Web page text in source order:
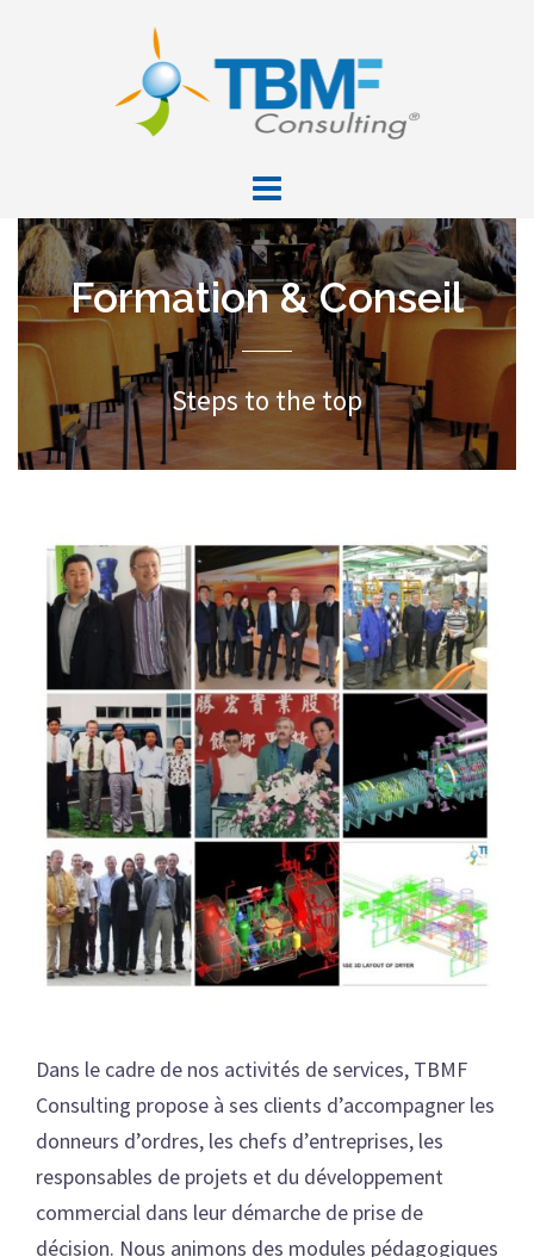
Formation & Conseil
Steps to the top
Dans le cadre de nos activités de services, TBMF
Consulting propose à ses clients d’accompagner les
donneurs d’ordres, les chefs d’entreprises, les
responsables de projets et du développement
commercial dans leur démarche de prise de
décision. Nous animons des modules pédagogiques